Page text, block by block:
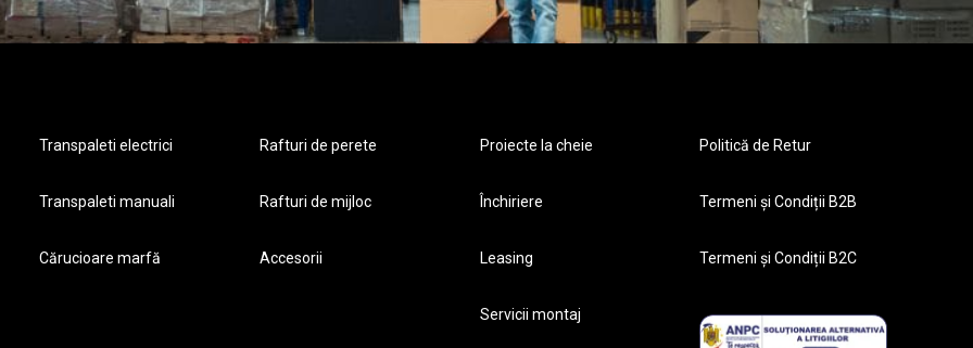
Transpaleti electrici
Transpaleti manuali
Cărucioare marfă
Rafturi de perete
Rafturi de mijloc
Accesorii
Proiecte la cheie
Închiriere
Leasing
Servicii montaj
Politică de Retur
Termeni și Condiții B2B
Termeni și Condiții B2C